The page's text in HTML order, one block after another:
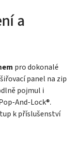
a
pro dokonalé
panel na zip
pojmul i
And-Lock®.
k příslušenství